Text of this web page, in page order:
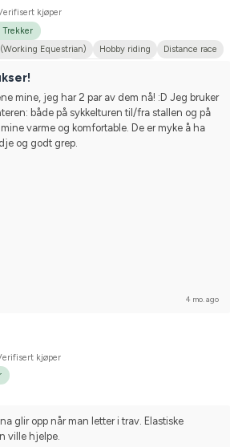
kjøper
Trekker
Equestrian) Hobby riding
Distance race
mine, jeg har 2 par av dem nå! :D Jeg bruker
både på sykkelturen til/fra stallen og på
varme og komfortable. De er myke å ha
og godt grep.
4 mo. ago
kjøper
glir opp når man letter i trav. Elastiske
ville hjelpe.